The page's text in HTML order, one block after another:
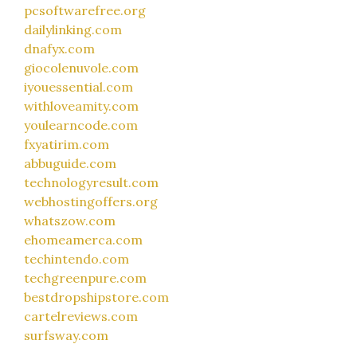
pcsoftwarefree.org
dailylinking.com
dnafyx.com
giocolenuvole.com
iyouessential.com
withloveamity.com
youlearncode.com
fxyatirim.com
abbuguide.com
technologyresult.com
webhostingoffers.org
whatszow.com
ehomeamerca.com
techintendo.com
techgreenpure.com
bestdropshipstore.com
cartelreviews.com
surfsway.com